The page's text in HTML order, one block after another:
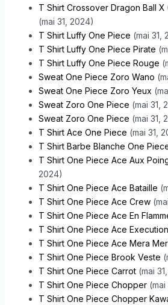
T Shirt Crossover Dragon Ball
(mai 31, 2024)
T Shirt Luffy One Piece (mai 31,
T Shirt Luffy One Piece Pirate
T Shirt Luffy One Piece Rouge
Sweat One Piece Zoro Wano
Sweat One Piece Zoro Yeux
Sweat Zoro One Piece (mai 31,
Sweat Zoro One Piece (mai 31,
T Shirt Ace One Piece (mai 31,
T Shirt Barbe Blanche One
T Shirt One Piece Ace Aux
2024)
T Shirt One Piece Ace Bataille
T Shirt One Piece Ace Crew
T Shirt One Piece Ace En
T Shirt One Piece Ace Execution
T Shirt One Piece Ace Mera
T Shirt One Piece Brook Veste
T Shirt One Piece Carrot (mai
T Shirt One Piece Chopper (mai
T Shirt One Piece Chopper